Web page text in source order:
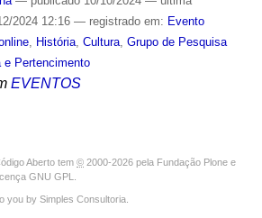
2024 12:16 — registrado em: Evento
, História, Cultura, Grupo de Pesquisa
e Pertencimento
EVENTOS
Aberto tem © 2000-2026 pela Fundação Plone e
GNU GPL
you by Simples Consultoria